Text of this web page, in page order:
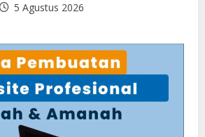
5 Agustus 2026